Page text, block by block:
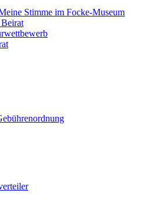
Stimme im Focke-Museum